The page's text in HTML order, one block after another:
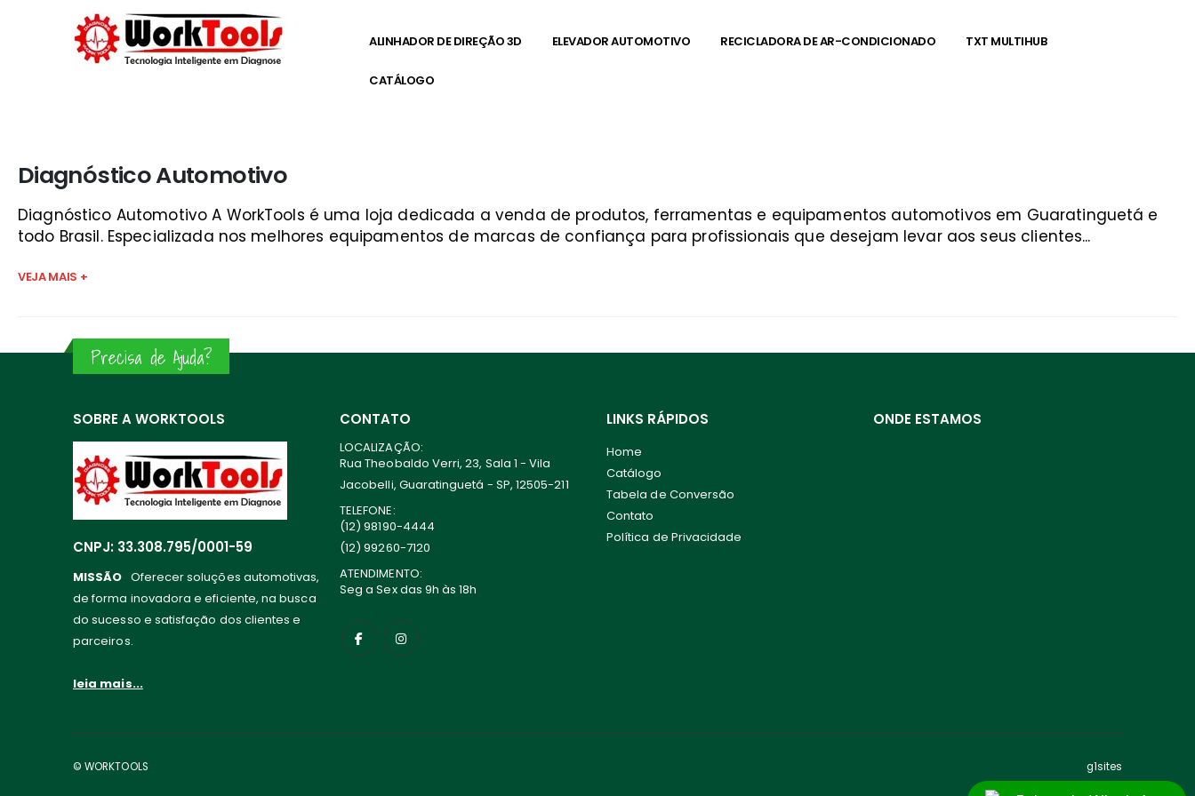
ALINHADOR DE DIREÇÃO 3D ELEVADOR AUTOMOTIVO RECICLADORA DE AR-CONDICIONADO TXT MULTIHUB
CATÁLOGO
Diagnóstico Automotivo
Diagnóstico Automotivo A WorkTools é uma loja dedicada a venda de produtos, ferramentas e equipamentos automotivos em Guaratinguetá e
todo Brasil. Especializada nos melhores equipamentos de marcas de confiança para profissionais que desejam levar aos seus clientes...
VEJA MAIS +
Precisa de Ajuda?
SOBRE A WORKTOOLS
CNPJ: 33.308.795/0001-59
MISSÃO Oferecer soluções automotivas,
de forma inovadora e eficiente, na busca
do sucesso e satisfação dos clientes e
parceiros.
leia mais...
CONTATO
LOCALIZAÇÃO:
Rua Theobaldo Verri, 23, Sala 1 - Vila
Jacobelli, Guaratinguetá - SP, 12505-211
TELEFONE:
(12) 98190-4444
(12) 99260-7120
ATENDIMENTO:
Seg a Sex das 9h às 18h
LINKS RÁPIDOS
Home
Catálogo
Tabela de Conversão
Contato
Política de Privacidade
ONDE ESTAMOS
© WORKTOOLS g1sites